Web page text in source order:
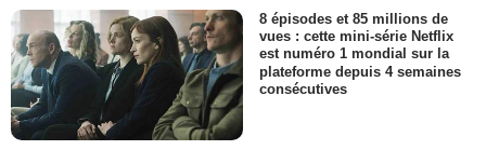
8 épisodes et 85 millions de
vues : cette mini-série Netflix
est numéro 1 mondial sur la
plateforme depuis 4 semaines
consécutives